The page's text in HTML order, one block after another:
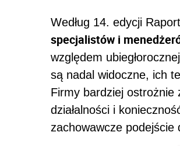
Według 14. edycji
specjalistów i
względem
są nadal widoczne, ich
Firmy bardziej ostrożnie
działalności i
zachowawcze podejście